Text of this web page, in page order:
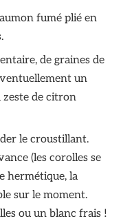
fumé plié en
de graines de
un
de citron
le croustillant.
(les corolles se
hermétique, la
sur le moment.
ou un blanc frais !